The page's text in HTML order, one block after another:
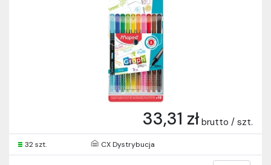
33,31 zł brutto / szt.
32 szt. CX Dystrybucja